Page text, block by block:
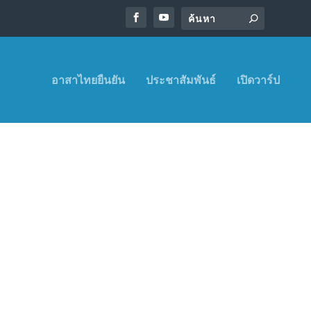
อาสาไทยยืนยัน ประชาสัมพันธ์ เปิดวาร์ป